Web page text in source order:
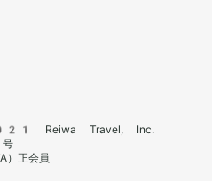
Reiwa Travel, Inc.
）正会員